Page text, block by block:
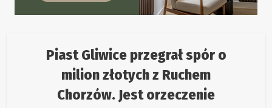
Piast Gliwice przegrał spór o
milion złotych z Ruchem
Chorzów. Jest orzeczenie